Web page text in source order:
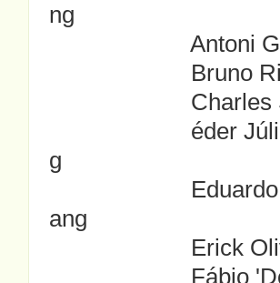
ng
Antoni Guedes
Bruno Ricardo
Charles Samuel
éder Júlio
g
Eduardo 'BR'
ang
Erick Oliveira
Fábio 'Dog' da